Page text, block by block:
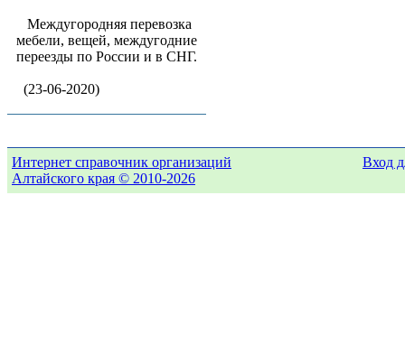
Междугородняя перевозка
мебели, вещей, междугодние
переезды по России и в СНГ.
(23-06-2020)
Интернет справочник организаций
Алтайского края © 2010-2026
Вход